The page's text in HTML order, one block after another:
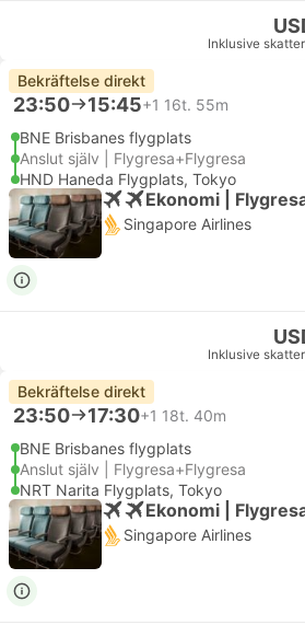
Inklusive skatter
Bekräftelse direkt
23:50 15:45+1 16t. 55m
BNE Brisbanes flygplats
Anslut själv | Flygresa+Flygresa
HND Haneda Flygplats, Tokyo
Ekonomi |
Singapore Airlines
Inklusive skatter
Bekräftelse direkt
23:50 17:30+1 18t. 40m
BNE Brisbanes flygplats
Anslut själv | Flygresa+Flygresa
NRT Narita Flygplats, Tokyo
Ekonomi |
Singapore Airlines